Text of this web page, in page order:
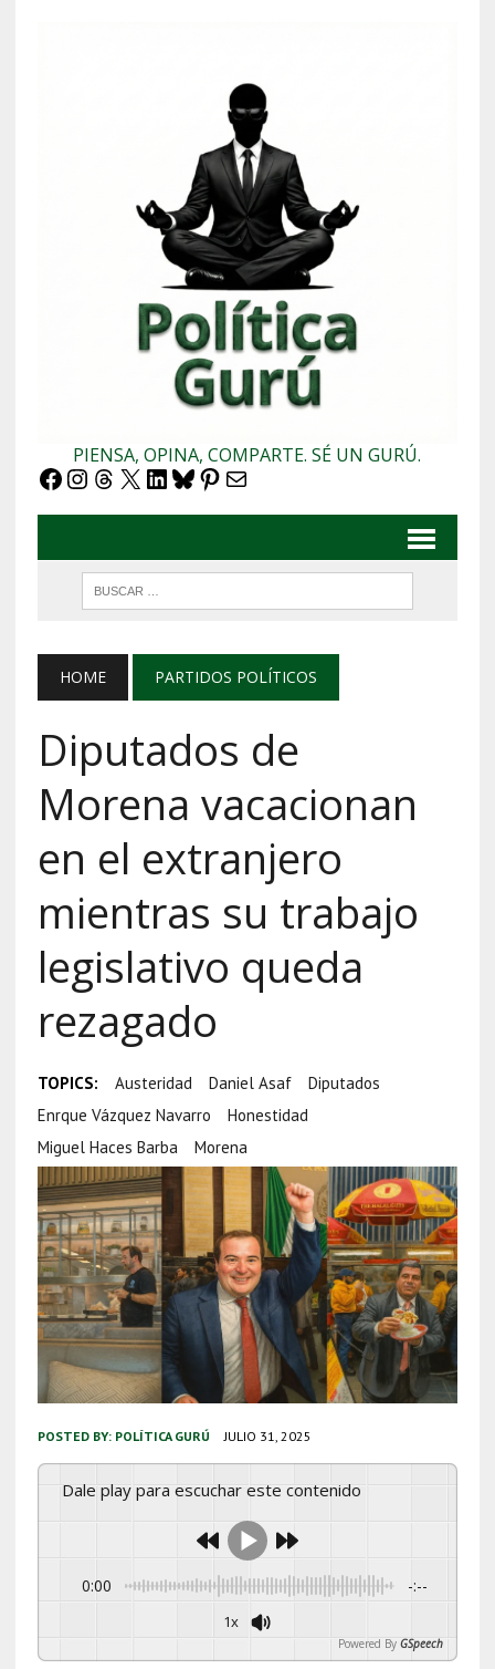
PIENSA, OPINA, COMPARTE. SÉ UN GURÚ.
Facebook
Instagram
Threads
X LinkedIn
Bluesky
Pinterest
Correo electrónico
HOME PARTIDOS POLÍTICOS
Diputados de
Morena vacacionan
en el extranjero
mientras su trabajo
legislativo queda
rezagado
TOPICS: Austeridad Daniel Asaf
Diputados
Enrque Vázquez Navarro
Honestidad
Miguel Haces Barba
Morena
POSTED BY: POLÍTICA GURÚ JULIO 31, 2025
Dale play para escuchar este contenido
0:00 -:--
1x
Powered By GSpeech